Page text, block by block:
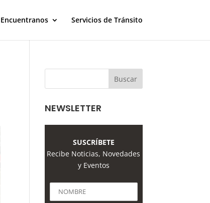
Encuentranos Servicios de Tránsito
NEWSLETTER
SUSCRÍBETE
Recibe Noticias, Novedades
y Eventos